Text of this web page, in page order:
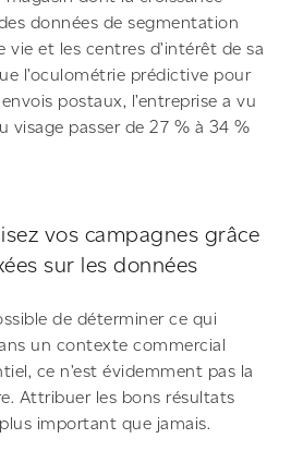
données de segmentation
vie et les centres d’intérêt de sa
l’oculométrie prédictive pour
postaux, l’entreprise a vu
visage passer de 27 % à 34 %
vos campagnes grâce
sur les données
de déterminer ce qui
un contexte commercial
ce n’est évidemment pas la
Attribuer les bons résultats
important que jamais.